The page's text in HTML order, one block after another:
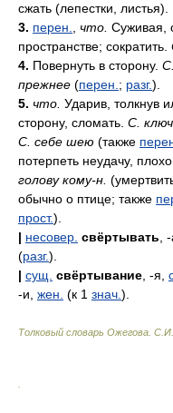
сжать (лепестки, листья).
3. перен. что. Суживая,
пространстве; сократить.
4. Повернуть в сторону.
прежнее (перен. ; разг.).
5. что. Ударив, толкнув
сторону, сломать. С.
С. себе шею (также
потерпеть неудачу,
голову кому-н.
обычно о птице; также
прост.).
| несовер. свёртывать ,
(разг.).
| сущ. свёртывание , -я,
-и, жен. (к 1 знач. ).
Толковый словарь Ожегова